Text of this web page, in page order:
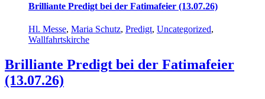
Brilliante Predigt bei der Fatimafeier (13.07.26)
Hl. Messe, Maria Schutz, Predigt, Uncategorized,
Wallfahrtskirche
Brilliante Predigt bei der Fatimafeier
(13.07.26)